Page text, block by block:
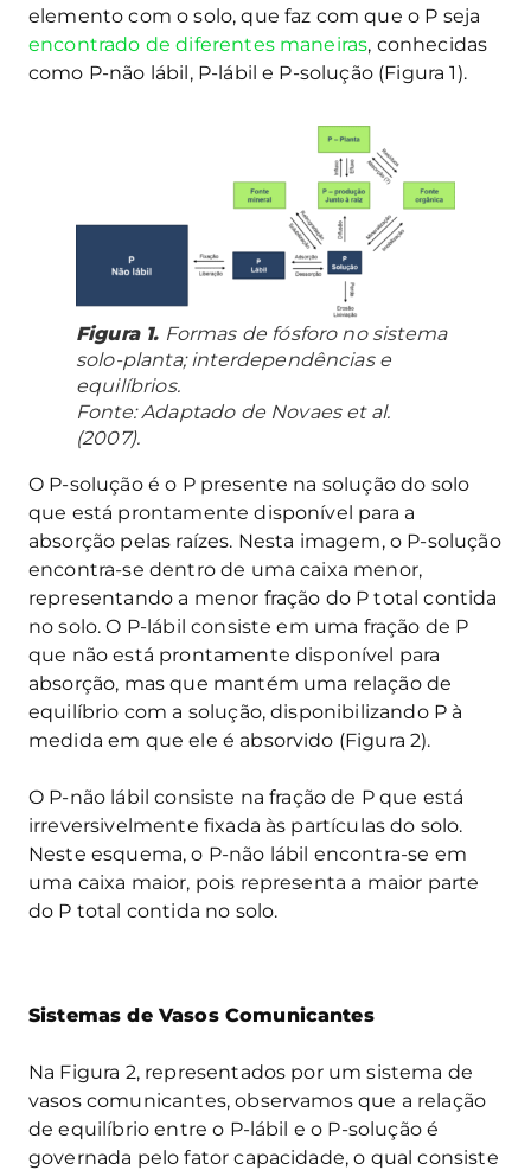
elemento com o solo, que faz com que o P seja
encontrado de diferentes maneiras, conhecidas
como P-não lábil, P-lábil e P-solução (Figura 1).
Figura 1. Formas de fósforo no sistema
solo-planta; interdependências e
equilíbrios.
Fonte: Adaptado de Novaes et al.
(2007).
O P-solução é o P presente na solução do solo
que está prontamente disponível para a
absorção pelas raízes. Nesta imagem, o P-solução
encontra-se dentro de uma caixa menor,
representando a menor fração do P total contida
no solo. O P-lábil consiste em uma fração de P
que não está prontamente disponível para
absorção, mas que mantém uma relação de
equilíbrio com a solução, disponibilizando P à
medida em que ele é absorvido (Figura 2).
O P-não lábil consiste na fração de P que está
irreversivelmente fixada às partículas do solo.
Neste esquema, o P-não lábil encontra-se em
uma caixa maior, pois representa a maior parte
do P total contida no solo.
Sistemas de Vasos Comunicantes
Na Figura 2, representados por um sistema de
vasos comunicantes, observamos que a relação
de equilíbrio entre o P-lábil e o P-solução é
governada pelo fator capacidade, o qual consiste